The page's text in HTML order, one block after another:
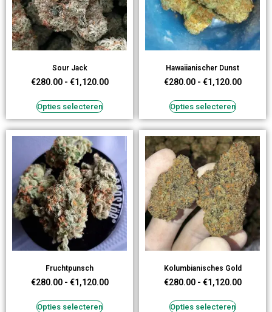
Sour Jack
€280.00 - €1,120.00
Opties selecteren
Hawaiianischer Dunst
€280.00 - €1,120.00
Opties selecteren
Fruchtpunsch
€280.00 - €1,120.00
Opties selecteren
Kolumbianisches Gold
€280.00 - €1,120.00
Opties selecteren